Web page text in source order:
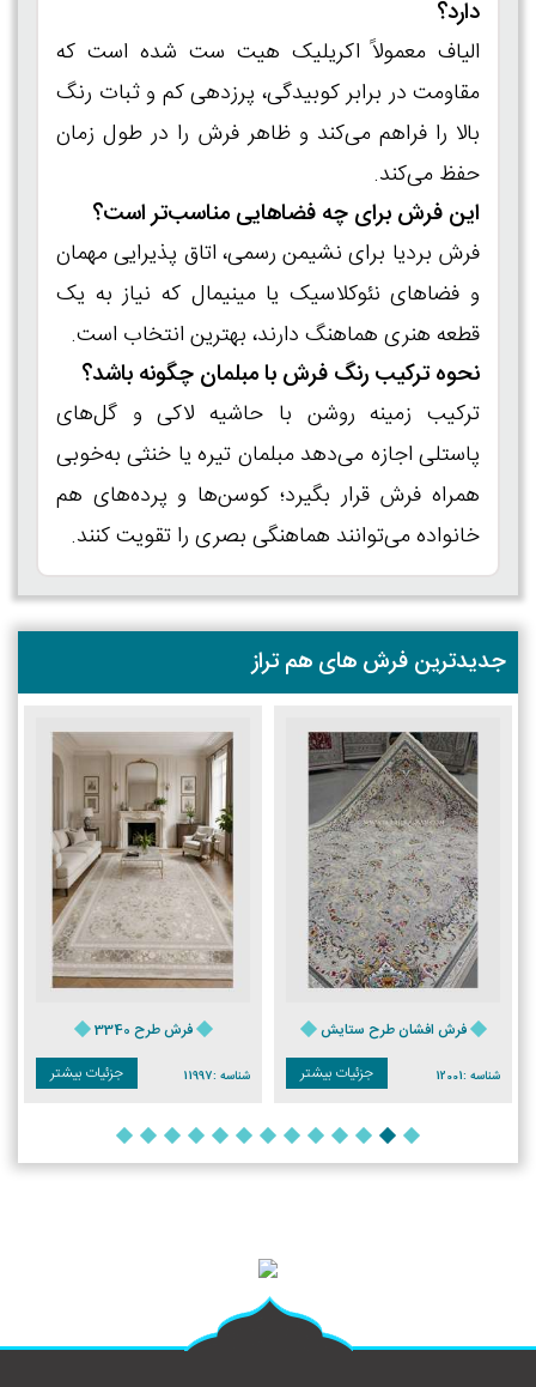
دارد؟
الیاف معمولاً اکریلیک هیت‌ ست‌ شده است که
مقاومت در برابر کوبیدگی، پرزدهی کم و ثبات رنگ
بالا را فراهم می‌کند و ظاهر فرش را در طول زمان
حفظ می‌کند.
این فرش برای چه فضاهایی مناسب‌تر است؟
فرش بردیا برای نشیمن رسمی، اتاق پذیرایی مهمان
و فضاهای نئوکلاسیک یا مینیمال که نیاز به یک
قطعه هنری هماهنگ دارند، بهترین انتخاب است.
نحوه ترکیب رنگ فرش با مبلمان چگونه باشد؟
ترکیب زمینه روشن با حاشیه لاکی و گل‌های
پاستلی اجازه می‌دهد مبلمان تیره یا خنثی به‌خوبی
همراه فرش قرار بگیرد؛ کوسن‌ها و پرده‌های هم‌
خانواده می‌توانند هماهنگی بصری را تقویت کنند.
جدیدترین فرش های هم تراز
فرش افشان طرح ستایش
شناسه :12001 جزئیات بیشتر
فرش طرح 3340
شناسه :11997 جزئیات بیشتر